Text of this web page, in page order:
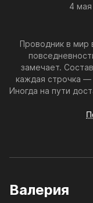
4
Проводник в мир
замечает.
каждая строчка —
Иногда на пути
Валерия